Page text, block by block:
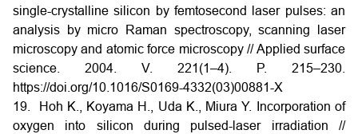
single-crystalline silicon by femtosecond laser pulses: an
analysis by micro Raman spectroscopy, scanning laser
microscopy and atomic force microscopy // Applied surface
science. 2004. V. 221(1–4). P. 215–230.
https://doi.org/10.1016/S0169-4332(03)00881-X
19. Hoh K., Koyama H., Uda K., Miura Y. Incorporation of
oxygen into silicon during pulsed-laser irradiation //